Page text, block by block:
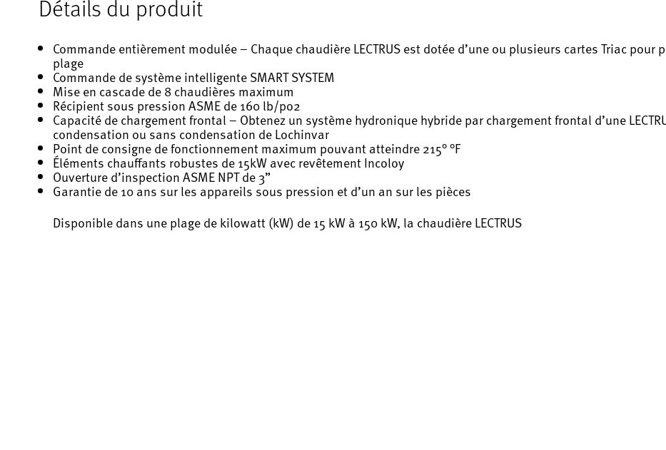
Détails du produit
Commande entièrement modulée – Chaque chaudière LECTRUS est dotée d’une ou plusieurs cartes Triac
plage
Commande de système intelligente SMART SYSTEM
Mise en cascade de 8 chaudières maximum
Récipient sous pression ASME de 160 lb/po2
Capacité de chargement frontal – Obtenez un système hydronique hybride par chargement frontal d’une
condensation ou sans condensation de Lochinvar
Point de consigne de fonctionnement maximum pouvant atteindre 215° °F
Éléments chauffants robustes de 15kW avec revêtement Incoloy
Ouverture d’inspection ASME NPT de 3”
Garantie de 10 ans sur les appareils sous pression et d’un an sur les pièces
Disponible dans une plage de kilowatt (kW) de 15 kW à 150 kW, la chaudière LECTRUS